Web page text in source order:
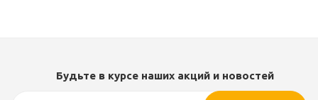
Будьте в курсе наших акций и новостей